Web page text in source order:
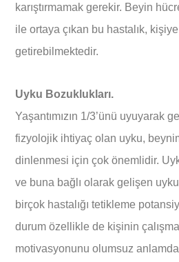
karıştırmamak gerekir. Beyin
ile ortaya çıkan bu hastalık,
getirebilmektedir.
Uyku Bozuklukları.
Yaşantımızın 1/3’ünü uyuyarak
fizyolojik ihtiyaç olan uyku,
dinlenmesi için çok önemlidir.
ve buna bağlı olarak gelişen
birçok hastalığı tetikleme
durum özellikle de kişinin çalışma
motivasyonunu olumsuz